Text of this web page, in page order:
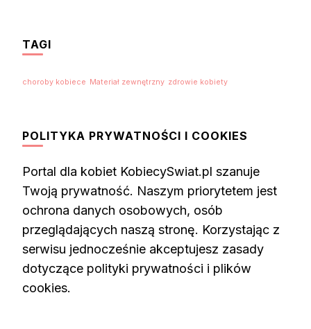
TAGI
choroby kobiece Materiał zewnętrzny zdrowie kobiety
POLITYKA PRYWATNOŚCI I COOKIES
Portal dla kobiet KobiecySwiat.pl szanuje
Twoją prywatność. Naszym priorytetem jest
ochrona danych osobowych, osób
przeglądających naszą stronę. Korzystając z
serwisu jednocześnie akceptujesz zasady
dotyczące polityki prywatności i plików
cookies.